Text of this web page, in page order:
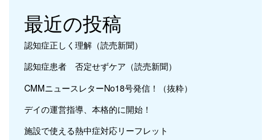
最近の投稿
認知症正しく理解（読売新聞）
認知症患者 否定せずケア（読売新聞）
CMMニュースレターNo18号発信！（抜粋）
デイの運営指導、本格的に開始！
施設で使える熱中症対応リーフレット